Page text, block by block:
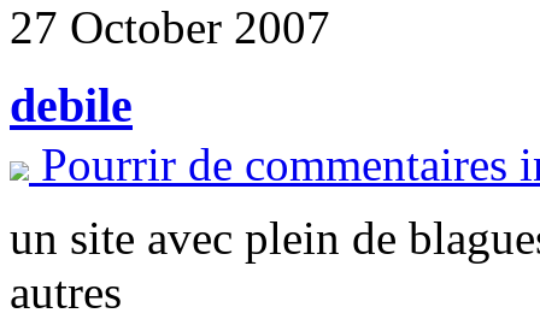
27 October 2007
debile
Pourrir de commentaires
un site avec plein de
autres